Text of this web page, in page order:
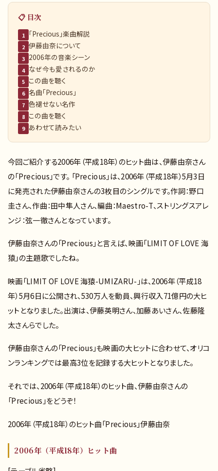
📋 目次
1 「Precious」楽曲解説
2 伊藤由奈について
3 2006年の音楽シーン
4 なぜ今も愛されるのか
5 この曲を聴く
6 名曲「Precious」
7 色褪せない名作
8 この曲を聴く
9 あわせて読みたい
今回ご紹介する2006年（平成18年）のヒット曲は、伊藤由奈さん
の「Precious」です。 「Precious」は、2006年（平成18年）5月3日
に発売された伊藤由奈さんの3枚目のシングルです。作詞：野口
圭さん、作曲：田中隼人さん、編曲：Maestro-T、ストリングスアレ
ンジ：弦一徹さんとなっています。
伊藤由奈さんの「Precious」と言えば、映画「LIMIT OF LOVE 海
猿」の主題歌でしたね。
映画「LIMIT OF LOVE 海猿-UMIZARU-」は、2006年（平成18
年）5月6日に公開され、530万人を動員、興行収入71億円の大ヒ
ットとなりました。出演は、伊藤英明さん、加藤あいさん、佐藤隆
太さんらでした。
伊藤由奈さんの「Precious」も映画の大ヒットに合わせて、オリコ
ンランキングでは最高3位を記録する大ヒットとなりました。
それでは、2006年（平成18年）のヒット曲、伊藤由奈さんの
「Precious」をどうぞ！
2006年（平成18年）のヒット曲「Precious」伊藤由奈
2006年（平成18年）ヒット曲